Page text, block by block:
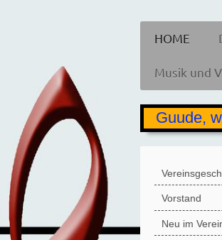
HOME
Musik und
Guude,
Vorstand
Neu im